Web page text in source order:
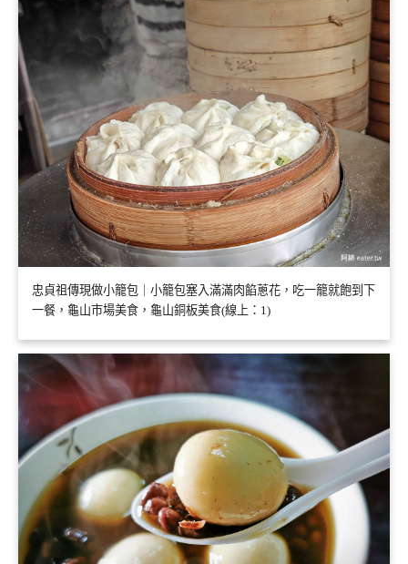
忠貞祖傳現做小籠包｜小籠包塞入滿滿肉餡蔥花，吃一籠就飽到下
一餐，龜山市場美食，龜山銅板美食(線上：1)